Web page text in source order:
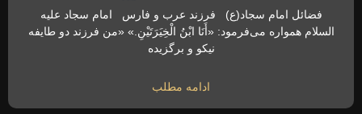
فضائل امام سجاد(ع) فرزند عرب و فارس امام سجاد علیه
السلام همواره می‌فرمود: «أَنَا ابْنُ الْخِیَرَتَیْنِ.» «من فرزند دو طایفه
نیکو و برگزیده
ادامه مطلب